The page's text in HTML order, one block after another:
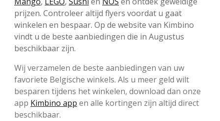
prijzen. Controleer altijd flyers voordat u gaat
winkelen en bespaar. Op de website van Kimbino
vindt u de beste aanbiedingen die in Augustus
beschikbaar zijn.
Wij verzamelen de beste aanbiedingen van uw
favoriete Belgische winkels. Als u meer geld wilt
besparen tijdens het winkelen, download dan onze
app Kimbino app en alle kortingen zijn altijd direct
beschikbaar.